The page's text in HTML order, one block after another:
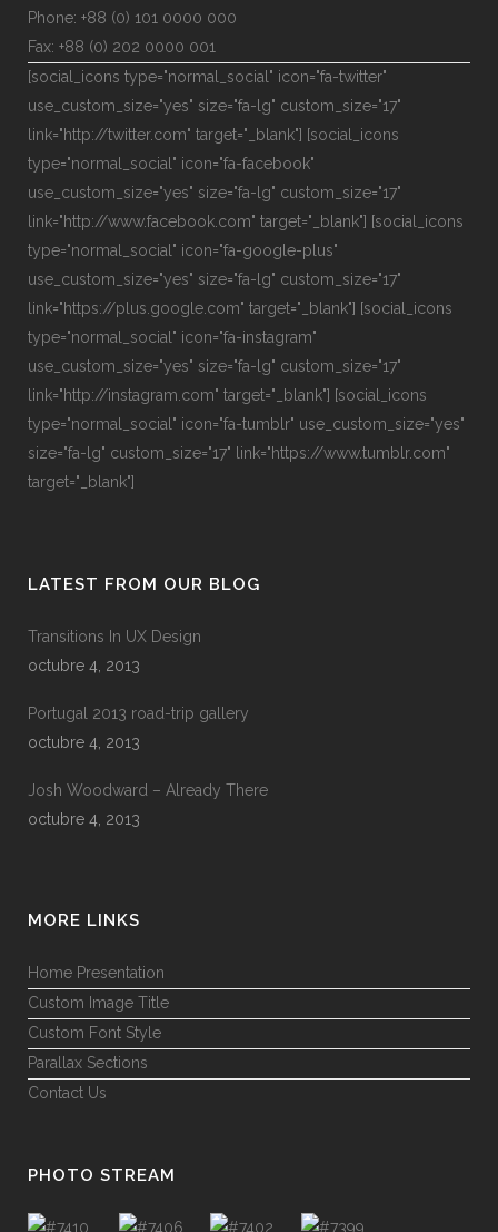
Phone: +88 (0) 101 0000 000
Fax: +88 (0) 202 0000 001
[social_icons type="normal_social" icon="fa-twitter"
use_custom_size="yes" size="fa-lg" custom_size="17"
link="http://twitter.com" target="_blank"] [social_icons
type="normal_social" icon="fa-facebook"
use_custom_size="yes" size="fa-lg" custom_size="17"
link="http://www.facebook.com" target="_blank"] [social_icons
type="normal_social" icon="fa-google-plus"
use_custom_size="yes" size="fa-lg" custom_size="17"
link="https://plus.google.com" target="_blank"] [social_icons
type="normal_social" icon="fa-instagram"
use_custom_size="yes" size="fa-lg" custom_size="17"
link="http://instagram.com" target="_blank"] [social_icons
type="normal_social" icon="fa-tumblr" use_custom_size="yes"
size="fa-lg" custom_size="17" link="https://www.tumblr.com"
target="_blank"]
LATEST FROM OUR BLOG
Transitions In UX Design
octubre 4, 2013
Portugal 2013 road-trip gallery
octubre 4, 2013
Josh Woodward – Already There
octubre 4, 2013
MORE LINKS
Home Presentation
Custom Image Title
Custom Font Style
Parallax Sections
Contact Us
PHOTO STREAM